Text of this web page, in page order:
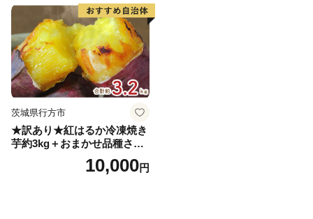
茨城県行方市
★訳あり★紅はるか冷凍焼き
芋約3kg＋おまかせ品種さつ
まいも 合計約3.2kg｜さつ
まいも サツマイモ さつま芋
10,000円